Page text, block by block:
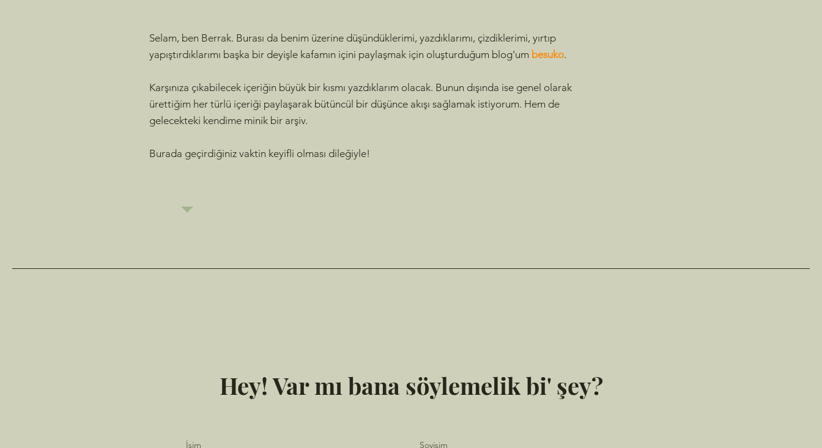
Selam, ben Berrak. Burası da benim üzerine düşündüklerimi, yazdıklarımı, çizdiklerimi, yırtıp
yapıştırdıklarımı başka bir deyişle kafamın içini paylaşmak için oluşturduğum blog'um besuko.
Karşınıza çıkabilecek içeriğin büyük bir kısmı yazdıklarım olacak. Bunun dışında ise genel olarak
ürettiğim her türlü içeriği paylaşarak bütüncül bir düşünce akışı sağlamak istiyorum. Hem de
gelecekteki kendime minik bir arşiv.
Burada geçirdiğiniz vaktin keyifli olması dileğiyle!
Hey! Var mı bana söylemelik bi' şey?
İsim Soyisim